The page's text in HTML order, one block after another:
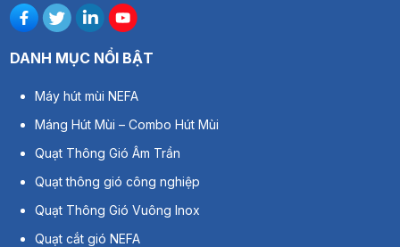
DANH MỤC NỔI BẬT
Máy hút mùi NEFA
Máng Hút Mùi – Combo Hút Mùi
Quạt Thông Gió Âm Trần
Quạt thông gió công nghiệp
Quạt Thông Gió Vuông Inox
Quạt cắt gió NEFA